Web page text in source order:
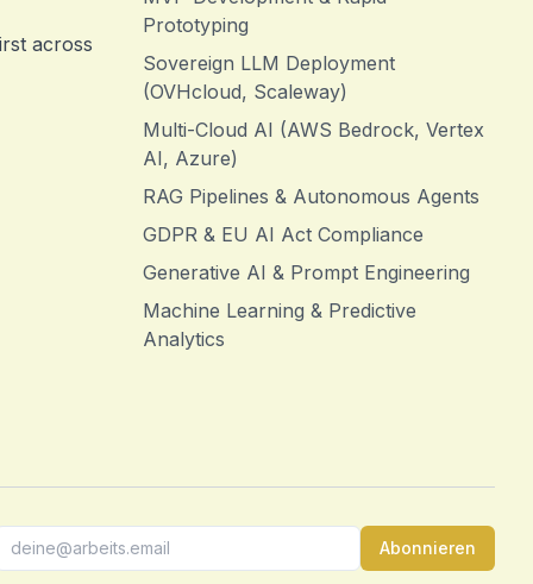
across
Prototyping
Sovereign LLM Deployment
(OVHcloud, Scaleway)
Multi-Cloud AI (AWS Bedrock, Vertex
AI, Azure)
RAG Pipelines & Autonomous Agents
GDPR & EU AI Act Compliance
Generative AI & Prompt Engineering
Machine Learning & Predictive
Analytics
Abonnieren